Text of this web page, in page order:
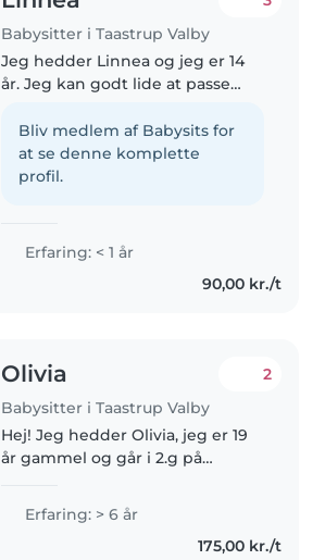
Babysitter i Taastrup Valby
Jeg hedder Linnea og jeg er 14
år. Jeg kan godt lide at passe
barnepige/babysitter. Jeg har
erfaring fra at passe min
lillesøster og hjælper yngre
Bliv medlem af Babysits for
at se denne komplette
profil.
Erfaring: < 1 år
90,00 kr./t
Olivia
Babysitter i Taastrup Valby
2
Hej! Jeg hedder Olivia, jeg er 19
år gammel og går i 2.g på
Som person er jeg udadvendt ,
omsorgsfuld og smilende. Jeg
holder meget af børn og har
Erfaring: > 6 år
175,00 kr./t